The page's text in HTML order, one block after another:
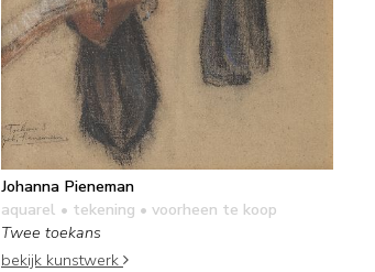
Johanna Pieneman
aquarel • tekening • voorheen te koop
Twee toekans
bekijk kunstwerk